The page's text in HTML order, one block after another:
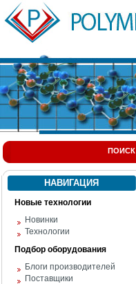
ПОИСК
НАВИГАЦИЯ
Новые технологии
Новинки
Технологии
Подбор оборудования
Блоги производителей
Поставщики